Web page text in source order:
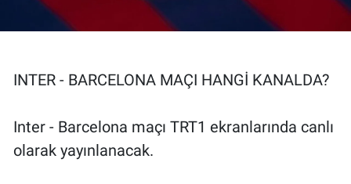
INTER - BARCELONA MAÇI HANGİ KANALDA?
Inter - Barcelona maçı TRT1 ekranlarında canlı
olarak yayınlanacak.